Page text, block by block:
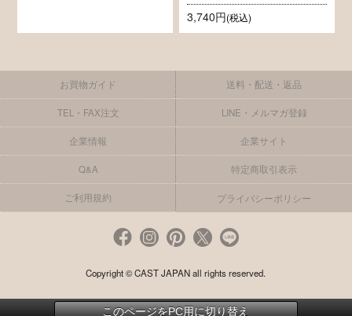
3,740円(税込)
お買物ガイド 送料・配送・返品
TEL・FAX注文 LINE・メルマガ登録
企業情報 企業サイト
Q&A 特定商取引表示
ご利用規約 プライバシーポリシー
Copyright © CAST JAPAN all rights reserved.
このページをPC用に切り替え